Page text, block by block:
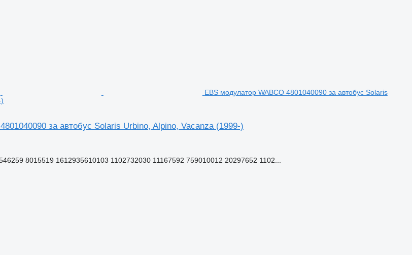
EBS модулатор WABCO 4801040090 за автобус Solaris
за автобус Solaris Urbino, Alpino, Vacanza (1999-)
8015519 1612935610103 1102732030 11167592 759010012 20297652 1102...